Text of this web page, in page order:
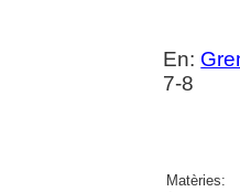
En:
7-8
Matèries: